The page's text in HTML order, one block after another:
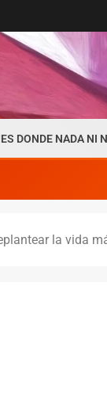
NI NADIE ES LO
la vida